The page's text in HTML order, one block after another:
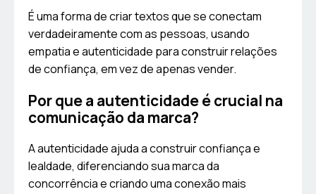
É uma forma de criar textos que se conectam
verdadeiramente com as pessoas, usando
empatia e autenticidade para construir relações
de confiança, em vez de apenas vender.
Por que a autenticidade é crucial na
comunicação da marca?
A autenticidade ajuda a construir confiança e
lealdade, diferenciando sua marca da
concorrência e criando uma conexão mais